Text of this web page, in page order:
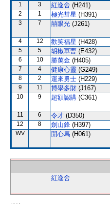
1 3 紅逸舍 (H241)
2 1 極光彗星 (H391)
3 7 囍眼光 (J261)
4 12 歡笑福星 (H428)
5 5 胡椒軍曹 (E432)
6 10 勝萬金 (H405)
7 4 健康心靈 (G249)
8 2 運來勇士 (H229)
9 11 博學多財 (J167)
10 9 超額認購 (C361)
11 6 令才 (D350)
12 8 劍山鋒 (H397)
WV 開心馬 (H061)
紅逸舍